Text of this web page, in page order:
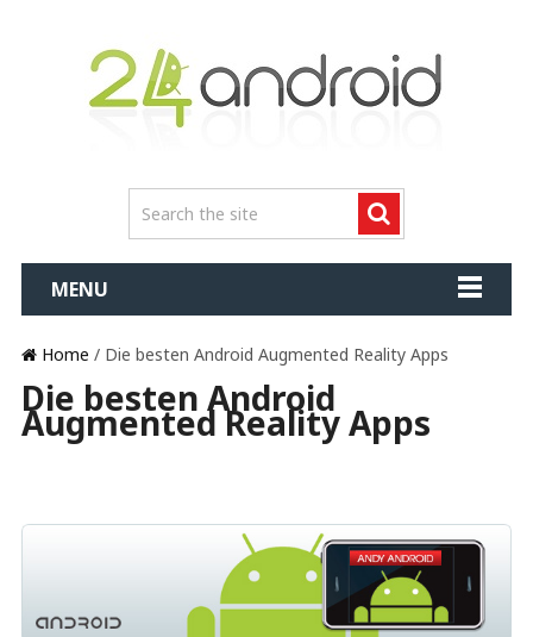
MENU
Home / Die besten Android Augmented Reality Apps
Die besten Android
Augmented Reality Apps